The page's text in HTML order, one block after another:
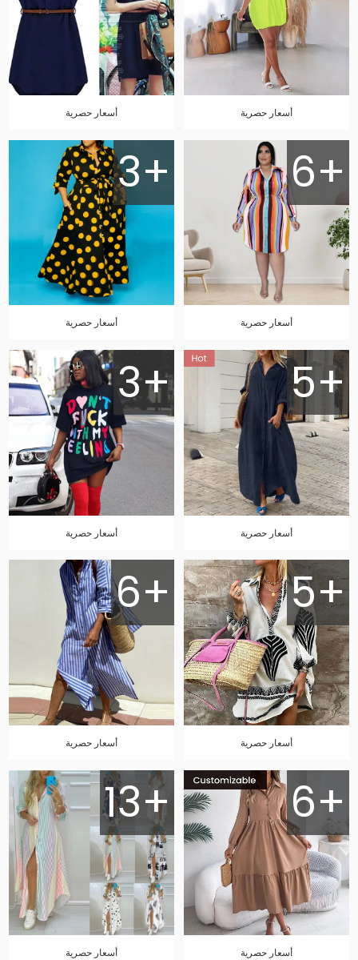
أسعار حصرية أسعار حصرية
6+
أسعار حصرية
3+
أسعار حصرية
5+
أسعار حصرية
3+
أسعار حصرية
5+
أسعار حصرية
6+
أسعار حصرية
6+
أسعار حصرية
13+
أسعار حصرية